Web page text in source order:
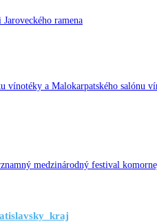
ramena
vínotéky a Malokarpatského salónu
medzinárodný festival